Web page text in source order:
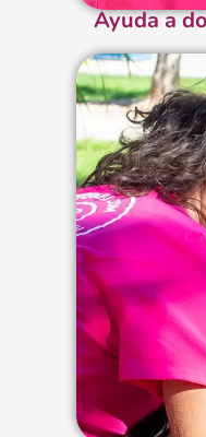
Ayuda a